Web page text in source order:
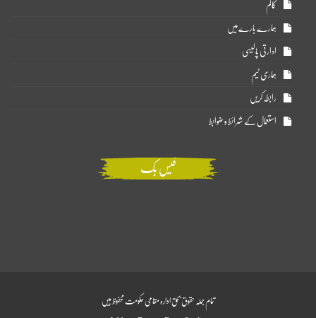
کالم
ہمارے بارے میں
ادارتی پالیسی
ہماری ٹیم
رابطہ کریں
استعمال کے شرائط و ضوابط
فیس بک
تمام جملہ حقوق بحق ادارہ مقامی حکومت محفوظ ہیں